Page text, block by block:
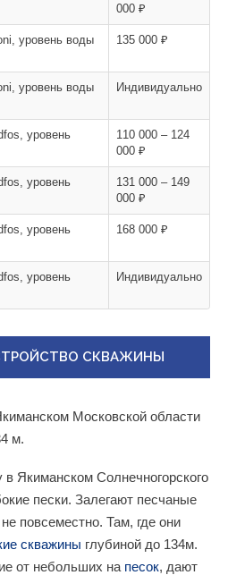
000 ₽
уровень воды
135 000 ₽
уровень воды
Индивидуально
уровень
110 000 – 124
000 ₽
уровень
131 000 – 149
000 ₽
уровень
168 000 ₽
уровень
Индивидуально
СКВАЖИНЫ
Московской области
м.
Якиманском Солнечногорского
пески. Залегают песчаные
повсеместно. Там, где они
скважины глубиной до 134м.
от небольших на песок, дают